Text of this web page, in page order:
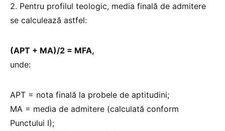
2. Pentru profilul teologic, media finală de admitere
se calculează astfel:
(APT + MA)/2 = MFA,
unde:
APT = nota finală la probele de aptitudini;
MA = media de admitere (calculată conform
Punctului I);